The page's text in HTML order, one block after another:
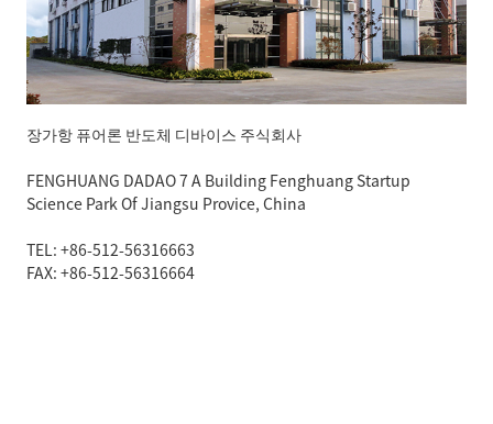
장가항 퓨어론 반도체 디바이스 주식회사
FENGHUANG DADAO 7 A Building Fenghuang Startup
Science Park Of Jiangsu Provice, China
TEL: +86-512-56316663
FAX: +86-512-56316664